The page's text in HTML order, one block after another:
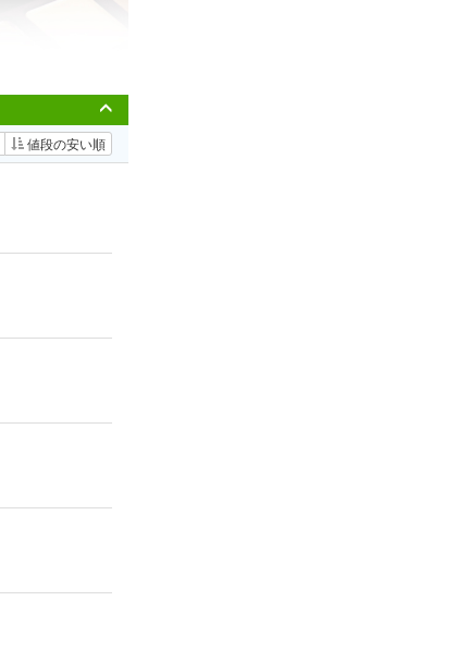
値段の安い順